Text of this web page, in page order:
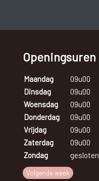
Openingsuren
Maandag 09u00
Dinsdag
09u00
Woensdag
09u00
Donderdag
09u00
Vrijdag
09u00
Zaterdag
09u00
Zondag
gesloten
Volgende week